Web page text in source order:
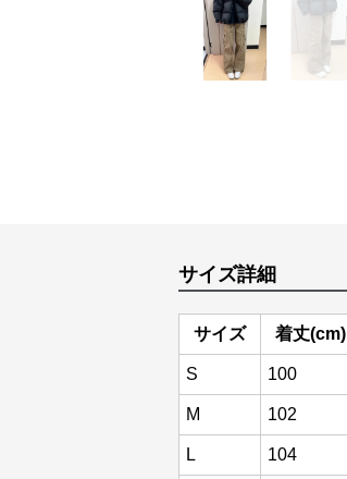
サイズ詳細
サイズ 着丈(cm)
S 100
M 102
L 104